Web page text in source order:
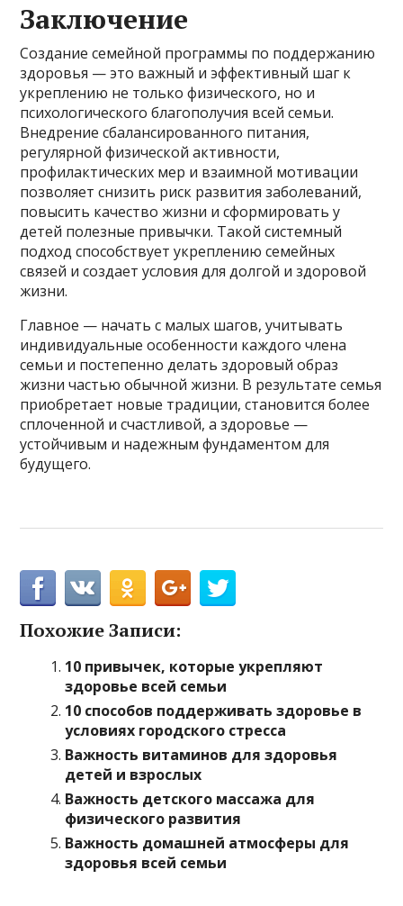
Заключение
Создание семейной программы по поддержанию
здоровья — это важный и эффективный шаг к
укреплению не только физического, но и
психологического благополучия всей семьи.
Внедрение сбалансированного питания,
регулярной физической активности,
профилактических мер и взаимной мотивации
позволяет снизить риск развития заболеваний,
повысить качество жизни и сформировать у
детей полезные привычки. Такой системный
подход способствует укреплению семейных
связей и создает условия для долгой и здоровой
жизни.
Главное — начать с малых шагов, учитывать
индивидуальные особенности каждого члена
семьи и постепенно делать здоровый образ
жизни частью обычной жизни. В результате семья
приобретает новые традиции, становится более
сплоченной и счастливой, а здоровье —
устойчивым и надежным фундаментом для
будущего.
Похожие Записи:
10 привычек, которые укрепляют
здоровье всей семьи
10 способов поддерживать здоровье в
условиях городского стресса
Важность витаминов для здоровья
детей и взрослых
Важность детского массажа для
физического развития
Важность домашней атмосферы для
здоровья всей семьи